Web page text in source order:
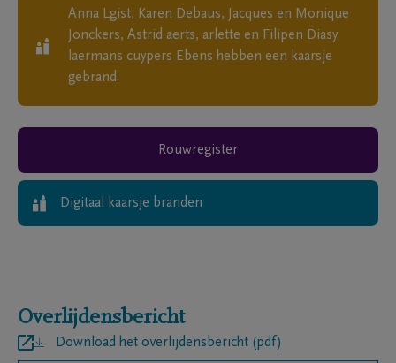
Anna Lgist, Karen Debaus, Jacques en Monique
Jonckers, Astrid aerts, arlette en Filipen Diasy
laermans cuypers Ebens hebben een kaarsje
gebrand.
Rouwregister
Digitaal kaarsje branden
Overlijdensbericht
Download het overlijdensbericht (pdf)